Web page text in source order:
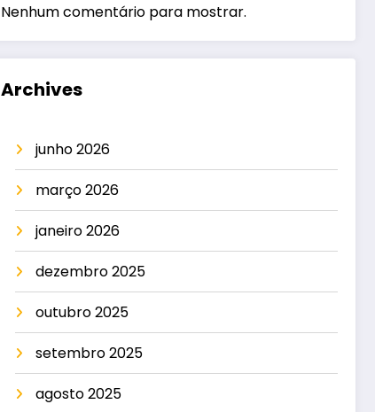
Nenhum comentário para mostrar.
Archives
junho 2026
março 2026
janeiro 2026
dezembro 2025
outubro 2025
setembro 2025
agosto 2025